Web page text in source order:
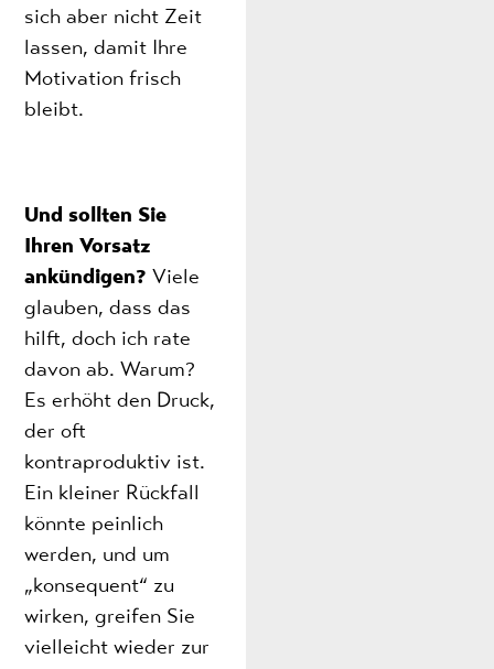
sich aber nicht Zeit
lassen, damit Ihre
Motivation frisch
bleibt.
Und sollten Sie
Ihren Vorsatz
ankündigen? Viele
glauben, dass das
hilft, doch ich rate
davon ab. Warum?
Es erhöht den Druck,
der oft
kontraproduktiv ist.
Ein kleiner Rückfall
könnte peinlich
werden, und um
„konsequent“ zu
wirken, greifen Sie
vielleicht wieder zur